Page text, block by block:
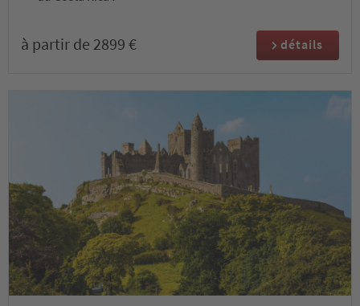
à partir de 2899 € détails